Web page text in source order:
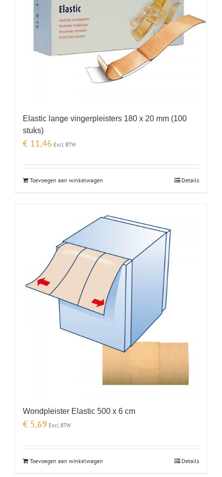
Elastic lange vingerpleisters 180 x 20 mm (100
stuks)
€ 11,46 Excl. BTW
Toevoegen aan winkelwagen Details
Wondpleister Elastic 500 x 6 cm
€ 5,69 Excl. BTW
Toevoegen aan winkelwagen Details